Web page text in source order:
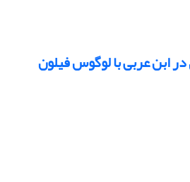
ابن عربی با لوگوس فیلون